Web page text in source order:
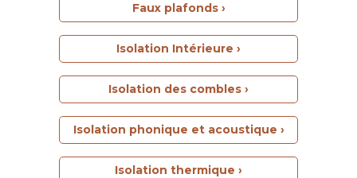
Faux plafonds ›
Isolation Intérieure ›
Isolation des combles ›
Isolation phonique et acoustique ›
Isolation thermique ›